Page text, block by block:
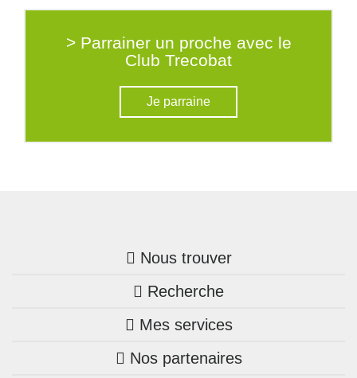
> Parrainer un proche avec le
Club Trecobat
Je parraine
Nous trouver
Trouver une agence
Bretagne
Pays de la Loire
Recherche
Nos annonces
Maison + terrain
Mes services
Mon compte Trecobois
Nos partenaires